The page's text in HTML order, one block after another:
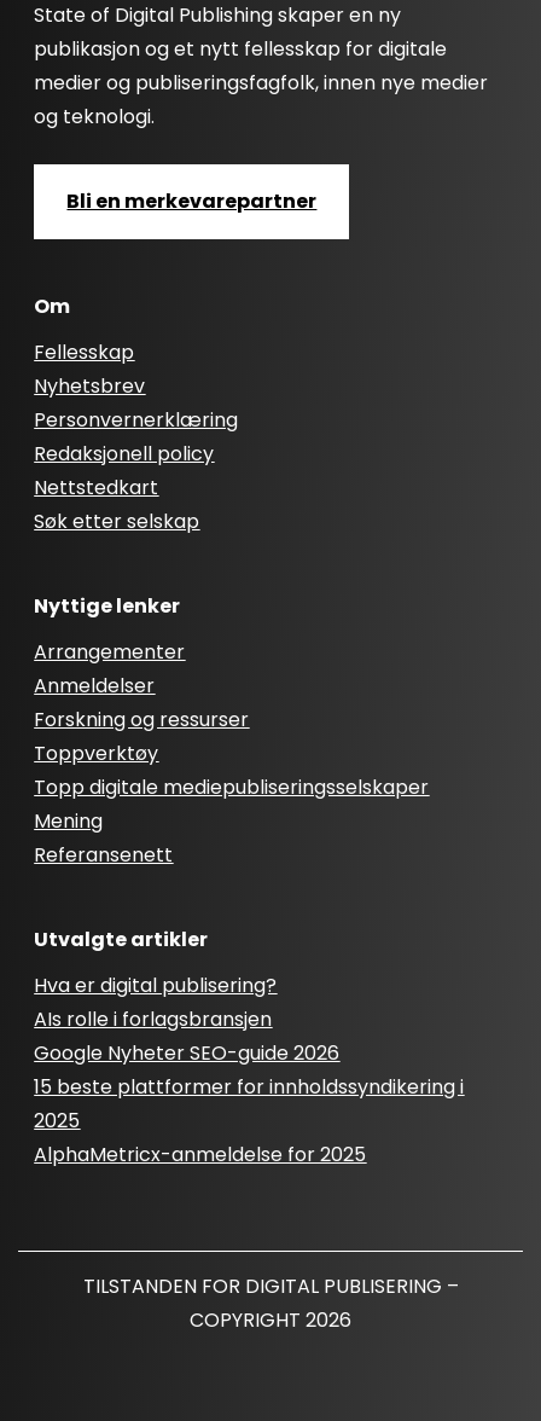
State of Digital Publishing skaper en ny
publikasjon og et nytt fellesskap for digitale
medier og publiseringsfagfolk, innen nye medier
og teknologi.
Bli en merkevarepartner
Om
Fellesskap
Nyhetsbrev
Personvernerklæring
Redaksjonell policy
Nettstedkart
Søk etter selskap
Nyttige lenker
Arrangementer
Anmeldelser
Forskning og ressurser
Toppverktøy
Topp digitale mediepubliseringsselskaper
Mening
Referansenett
Utvalgte artikler
Hva er digital publisering?
AIs rolle i forlagsbransjen
Google Nyheter SEO-guide 2026
15 beste plattformer for innholdssyndikering i
2025
AlphaMetricx-anmeldelse for 2025
TILSTANDEN FOR DIGITAL PUBLISERING –
COPYRIGHT 2026